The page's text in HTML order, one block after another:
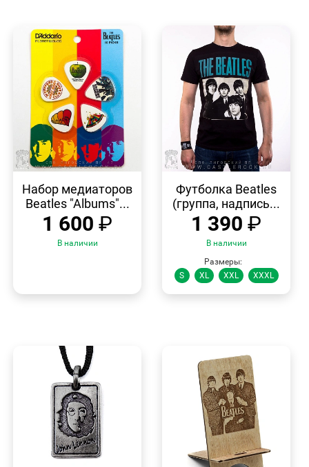
ПРОСМОТР
Набор медиаторов
Beatles "Albums"...
1 600 ₽
В наличии
ПРОСМОТР
Футболка Beatles
(группа, надпись...
1 390 ₽
В наличии
Размеры:
S
XL XXL XXXL